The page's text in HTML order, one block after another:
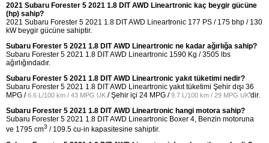
2021 Subaru Forester 5 2021 1.8 DIT AWD Lineartronic kaç beygir gücüne
(hp) sahip?
2021 Subaru Forester 5 2021 1.8 DIT AWD Lineartronic 177 PS / 175 bhp / 130
kW beygir gücüne sahiptir.
Subaru Forester 5 2021 1.8 DIT AWD Lineartronic ne kadar ağırlığa sahip?
Subaru Forester 5 2021 1.8 DIT AWD Lineartronic 1590 Kg / 3505 lbs
ağırlığındadır.
Subaru Forester 5 2021 1.8 DIT AWD Lineartronic yakıt tüketimi nedir?
Subaru Forester 5 2021 1.8 DIT AWD Lineartronic yakıt tüketimi Şehir dışı 36
MPG /6.6 L/100 km / 43 MPG UK / Şehir içi 24 MPG /9.7 L/100 km / 29 MPG UK'dir.
Subaru Forester 5 2021 1.8 DIT AWD Lineartronic hangi motora sahip?
Subaru Forester 5 2021 1.8 DIT AWD Lineartronic Boxer 4, Benzin motoruna
ve 1795 cm3 / 109.5 cu-in kapasitesine sahiptir.